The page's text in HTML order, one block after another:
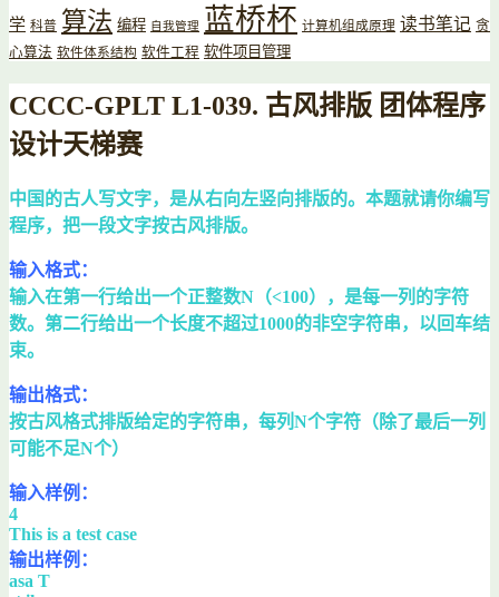
学 科普 算法 编程 自我管理 蓝桥杯 计算机组成原理 读书笔记 贪
心算法 软件体系结构 软件工程 软件项目管理
CCCC-GPLT L1-039. 古风排版 团体程序
设计天梯赛
中国的古人写文字，是从右向左竖向排版的。本题就请你编写
程序，把一段文字按古风排版。
输入格式：
输入在第一行给出一个正整数N（<100），是每一列的字符
数。第二行给出一个长度不超过1000的非空字符串，以回车结
束。
输出格式：
按古风格式排版给定的字符串，每列N个字符（除了最后一列
可能不足N个）
输入样例：
4
This is a test case
输出样例：
asa T